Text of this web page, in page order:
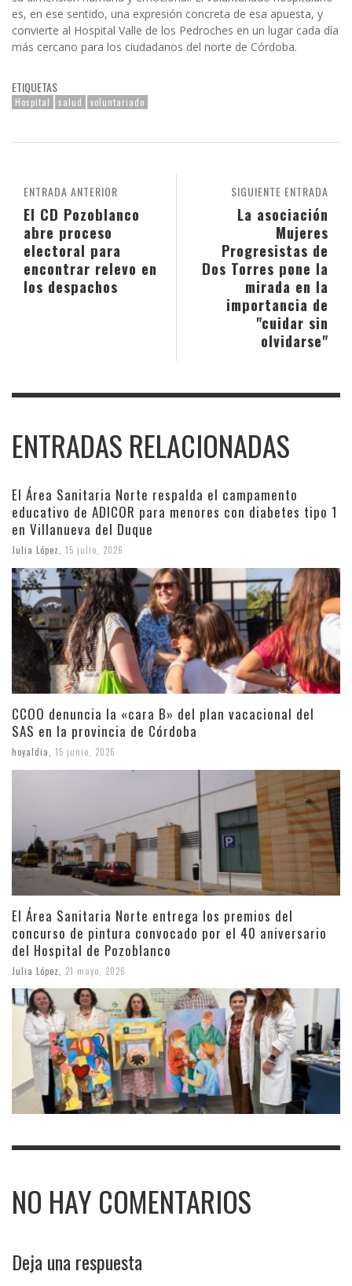
es, en ese sentido, una expresión concreta de esa apuesta, y
convierte al Hospital Valle de los Pedroches en un lugar cada día
más cercano para los ciudadanos del norte de Córdoba.
ETIQUETAS
Hospital salud voluntariado
SIGUIENTE ENTRADA
La asociación
Mujeres
Progresistas de
Dos Torres pone la
mirada en la
importancia de
"cuidar sin
olvidarse"
ENTRADA ANTERIOR
El CD Pozoblanco
abre proceso
electoral para
encontrar relevo en
los despachos
ENTRADAS RELACIONADAS
El Área Sanitaria Norte respalda el campamento
educativo de ADICOR para menores con diabetes tipo 1
en Villanueva del Duque
Julia López 15 julio, 2026
CCOO denuncia la «cara B» del plan vacacional del
SAS en la provincia de Córdoba
hoyaldia 15 junio, 2026
El Área Sanitaria Norte entrega los premios del
concurso de pintura convocado por el 40 aniversario
del Hospital de Pozoblanco
Julia López 21 mayo, 2026
NO HAY COMENTARIOS
Deja una respuesta